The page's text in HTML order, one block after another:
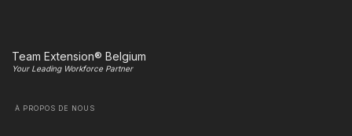
Team Extension® Belgium
Your Leading Workforce Partner
À PROPOS DE NOUS